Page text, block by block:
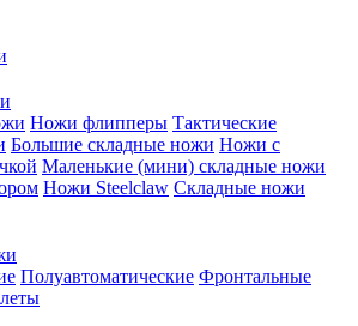
Ножи флипперы Тактические
Большие складные ножи Ножи с
Маленькие (мини) складные ножи
Ножи Steelclaw Складные ножи
Полуавтоматические Фронтальные